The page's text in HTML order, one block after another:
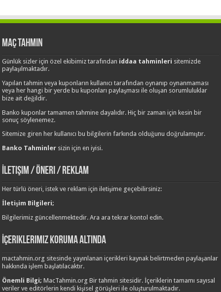
Maç Tahmin
Günlük sizler için özel ekibimiz tarafından iddaa tahminleri sitemizde
paylaşılmaktadır.
Yapılan tahmin veya kuponların kullanıcı tarafından oynanıp oynanmaması
veya her hangi bir yerde bu kuponları paylaşması ile oluşan sorumluluklar
bize ait değildir.
Banko kuponlar tamamen tahmine dayalıdır. Hiç bir zaman için kesin bir
sonuç söylenemez.
Sitemize giren her kullanıcı bu bilgilerin farkında olduğunu doğrulamıştır.
Banko Tahminler sizin için en iyisi.
İletişim / Öneri / Reklam
Her türlü öneri, istek ve reklam için iletişime geçebilirsiniz:
İletişim Bilgileri;
Bilgilerimiz güncellenmektedir. Ara ara tekrar kontol edin.
İçeriklerimiz Koruma Altında
mactahmin.org sitesinde yayınlanan içerikleri kaynak belirtmeden paylaşanlar
hakkında işlem başlatılacaktır.
Önemli Bilgi;MacTahmin.org Bir tahmin sitesidir. İçeriklerin tamamı sayısal
veriler ve editörlerin kendi kişisel görüşleri ile oluşturulmaktadır.